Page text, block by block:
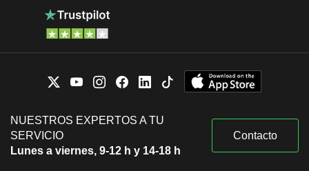
NUESTROS EXPERTOS A TU
SERVICIO
Lunes a viernes, 9-12 h y 14-18 h
Contacto